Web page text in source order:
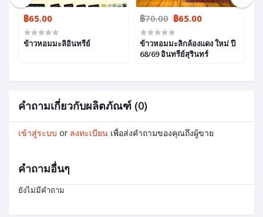
฿65.00
ข้าวหอมมะลิอินทรีย์
฿70.00 ฿65.00
ข้าวหอมมะลิกล้องแดง ใหม่ ปี
68/69 อินทรีย์สุรินทร์
คำถามเกี่ยวกับผลิตภัณฑ์ (0)
เข้าสู่ระบบ or ลงทะเบียน เพื่อส่งคำถามของคุณถึงผู้ขาย
คำถามอื่นๆ
ยังไม่มีคำถาม